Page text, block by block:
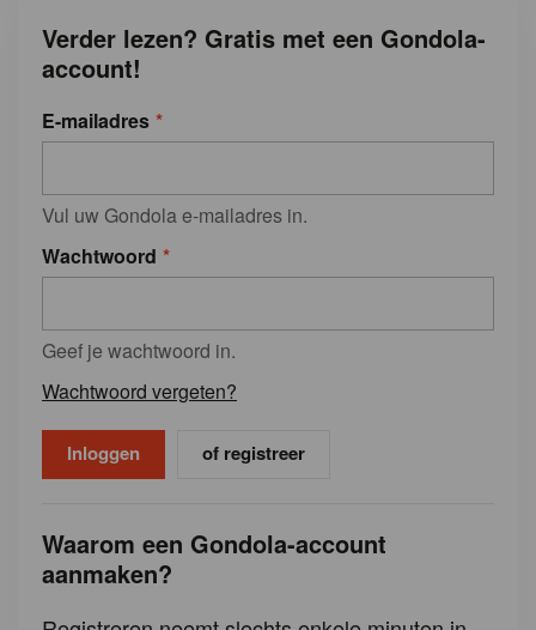
Verder lezen? Gratis met een Gondola-
account!
E-mailadres
Vul uw Gondola e-mailadres in.
Wachtwoord
Geef je wachtwoord in.
Wachtwoord vergeten?
of registreer
Waarom een Gondola-account
aanmaken?